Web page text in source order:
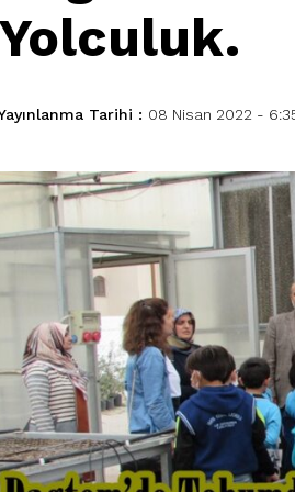
Yolculuk.
Tarihi : 08 Nisan 2022 -